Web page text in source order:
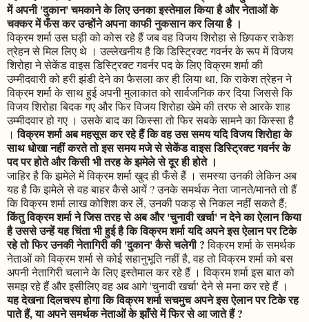
में अपनी 'दुकान' चमकाने के लिए उनका इस्तेमाल किया है और नेताओं के
चक्कर में फँस कर उन्होंने अपना काफी नुकसान कर लिया है ।
विक्रम शर्मा उस घड़ी को कोस रहे हैं जब वह विजय शिरोहा से छिपकर राकेश
त्रेहन से मिल लिए थे । उल्लेखनीय है कि डिस्ट्रिक्ट गवर्नर के रूप में विजय
शिरोहा ने सेकेंड वाइस डिस्ट्रिक्ट गवर्नर पद के लिए विक्रम शर्मा की
उम्मीदवारी को हरी झंडी देने का फैसला कर ही लिया था, कि राकेश त्रेहन ने
विक्रम शर्मा के साथ हुई अपनी मुलाकात को सार्वजनिक कर दिया जिससे कि
विजय शिरोहा बिदक गए और फिर विजय शिरोहा खेमे की तरफ से आरके शाह
उम्मीदवार हो गए । उसके बाद का किस्सा तो फिर सबके सामने का किस्सा है
।विक्रम शर्मा अब महसूस कर रहे हैं कि वह उस समय यदि विजय शिरोहा के
साथ धोखा नहीं करते तो इस समय मजे से सेकेंड वाइस डिस्ट्रिक्ट गवर्नर के
पद पर होते और किसी भी तरह के झमेले से दूर ही होते ।
जाहिर है कि झमेले में विक्रम शर्मा खुद ही फँसे हैं । समस्या उनकी लेकिन अब
यह है कि झमेले से वह बाहर कैसे आयें ? उनके समर्थक नेता जानते/मानते तो हैं
कि विक्रम शर्मा लाख कोशिश कर लें, उनकी पकड़ से निकल नहीं सकते हैं;
किंतु विक्रम शर्मा ने जिस तरह से अब और 'चुनावी खर्चा' न देने का ऐलान किया
है उससे उन्हें यह चिंता भी हुई है कि विक्रम शर्मा यदि अपने इस ऐलान पर टिके
रहे तो फिर उनकी नेतागिरी की 'दुकान' कैसे चलेगी ?विक्रम शर्मा के समर्थक
नेताओं को विक्रम शर्मा से कोई सहानुभूति नहीं है, वह तो विक्रम शर्मा को बस
अपनी नेतागिरी चलाने के लिए इस्तेमाल कर रहे हैं । विक्रम शर्मा इस बात को
समझ रहे हैं और इसीलिए वह अब आगे 'चुनावी खर्चा' देने से मना कर रहे हैं ।
यह देखना दिलचस्प होगा कि विक्रम शर्मा सचमुच अपने इस ऐलान पर टिके रह
पाते हैं, या अपने समर्थक नेताओं के झाँसे में फिर से आ जाते हैं ?